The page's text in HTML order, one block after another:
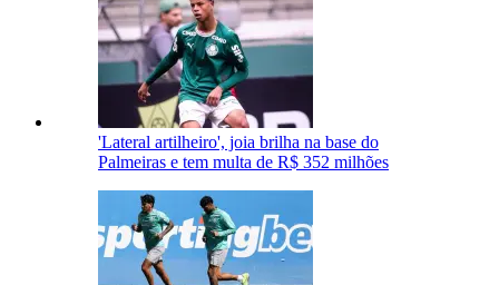
'Lateral artilheiro', joia brilha na base do
Palmeiras e tem multa de R$ 352 milhões